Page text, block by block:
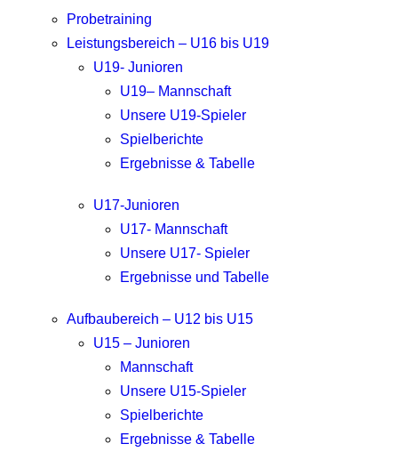
Probetraining
Leistungsbereich – U16 bis U19
U19- Junioren
U19– Mannschaft
Unsere U19-Spieler
Spielberichte
Ergebnisse & Tabelle
U17-Junioren
U17- Mannschaft
Unsere U17- Spieler
Ergebnisse und Tabelle
Aufbaubereich – U12 bis U15
U15 – Junioren
Mannschaft
Unsere U15-Spieler
Spielberichte
Ergebnisse & Tabelle